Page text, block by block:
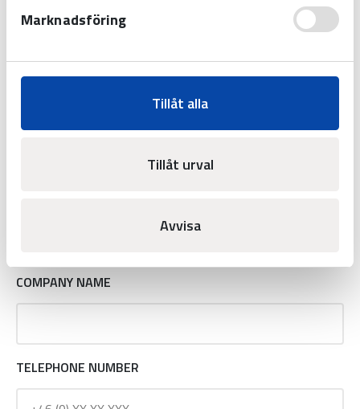
Marknadsföring
Tillåt alla
Tillåt urval
Avvisa
Lumex, indoor
synchronizations in several character
heights and colors.
COMPANY NAME
TELEPHONE NUMBER